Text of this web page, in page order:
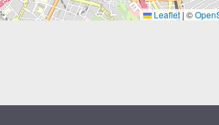
Leaflet | ©